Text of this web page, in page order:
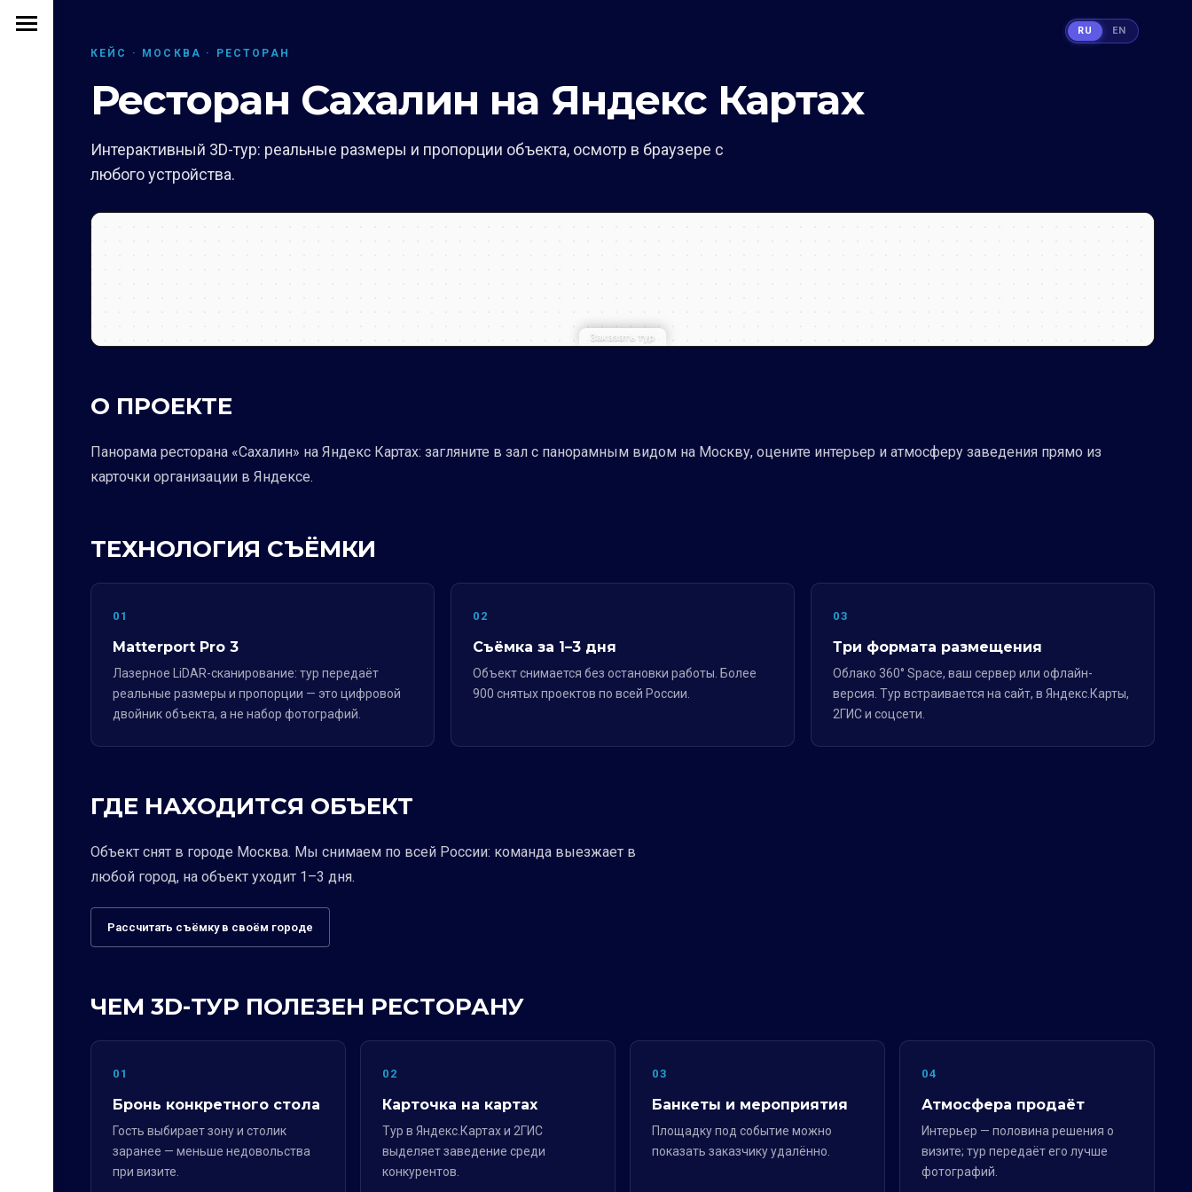
КЕЙС · МОСКВА · РЕСТОРАН
Ресторан Сахалин на Яндекс Картах
Интерактивный 3D-тур: реальные размеры и пропорции объекта, осмотр в браузере с
любого устройства.
Заказать тур
О ПРОЕКТЕ
Панорама ресторана «Сахалин» на Яндекс Картах: загляните в зал с панорамным видом на Москву, оцените интерьер и атмосферу заведения прямо из
карточки организации в Яндексе.
ТЕХНОЛОГИЯ СЪЁМКИ
01
Matterport Pro 3
Лазерное LiDAR-сканирование: тур передаёт
реальные размеры и пропорции — это цифровой
двойник объекта, а не набор фотографий.
02
Съёмка за 1–3 дня
Объект снимается без остановки работы. Более
900 снятых проектов по всей России.
03
Три формата размещения
Облако 360° Space, ваш сервер или офлайн-
версия. Тур встраивается на сайт, в Яндекс.Карты,
2ГИС и соцсети.
ГДЕ НАХОДИТСЯ ОБЪЕКТ
Объект снят в городе Москва. Мы снимаем по всей России: команда выезжает в
любой город, на объект уходит 1–3 дня.
Рассчитать съёмку в своём городе
ЧЕМ 3D-ТУР ПОЛЕЗЕН РЕСТОРАНУ
01
Бронь конкретного стола
Гость выбирает зону и столик
заранее — меньше недовольства
при визите.
02
Карточка на картах
Тур в Яндекс.Картах и 2ГИС
выделяет заведение среди
конкурентов.
03
Банкеты и мероприятия
Площадку под событие можно
показать заказчику удалённо.
04
Атмосфера продаёт
Интерьер — половина решения о
визите; тур передаёт его лучше
фотографий.
RU EN